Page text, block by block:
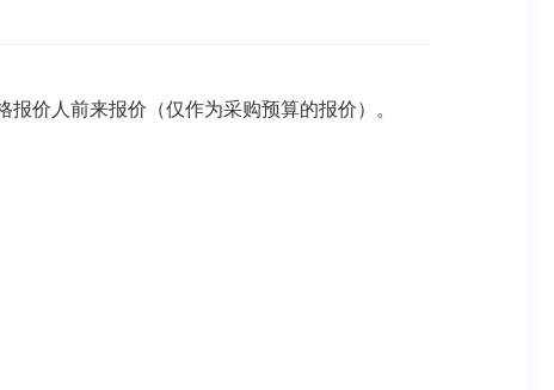
价人前来报价（仅作为采购预算的报价）。